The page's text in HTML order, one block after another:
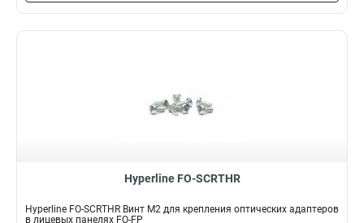
Hyperline FO-SCRTHR
Hyperline FO-SCRTHR Винт M2 для крепления оптических адаптеров
в лицевых панелях FO-FP